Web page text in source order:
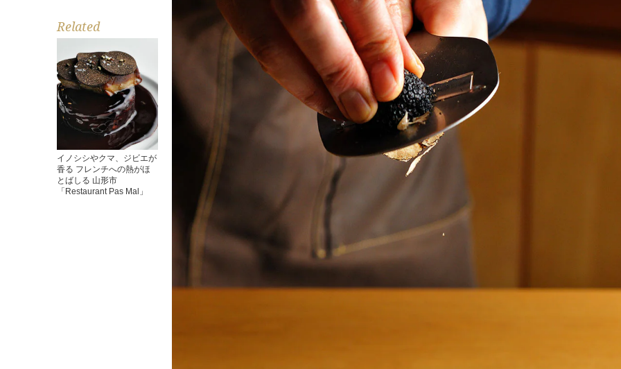
Related
イノシシやクマ、ジビエが
香る フレンチへの熱がほ
とばしる 山形市
「Restaurant Pas Mal」